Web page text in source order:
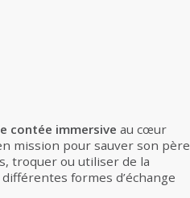
contée immersive au cœur
mission pour sauver son père
troquer ou utiliser de la
formes d’échange